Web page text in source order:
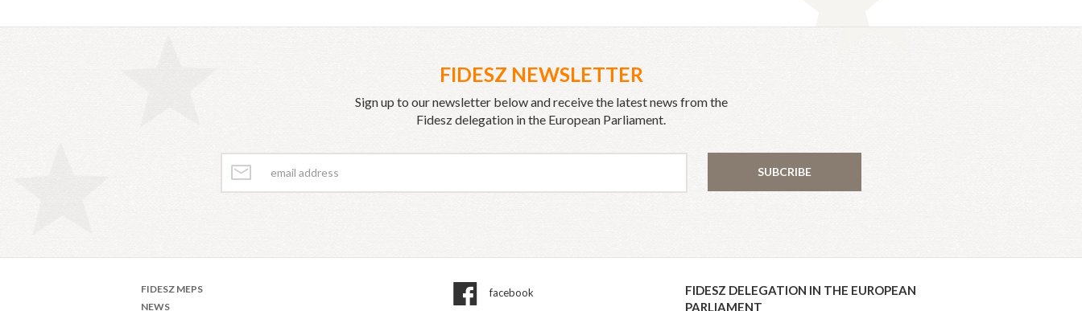
FIDESZ NEWSLETTER
Sign up to our newsletter below and receive the latest news from the
Fidesz delegation in the European Parliament.
SUBCRIBE
FIDESZ MEPS
NEWS
facebook
FIDESZ DELEGATION IN THE EUROPEAN
PARLIAMENT